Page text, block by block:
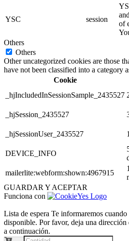
YSC session
of
Others
Others
Other uncategorized cookies are those
have not been classified into a category
Cookie
_hjIncludedInSessionSample_2435527
_hjSession_2435527
_hjSessionUser_2435527
DEVICE_INFO
mailerlite:webform:shown:4967915
GUARDAR Y ACEPTAR
Funciona con
Lista de espera Te informaremos cuando
disponible. Por favor, deja una
a continuación.